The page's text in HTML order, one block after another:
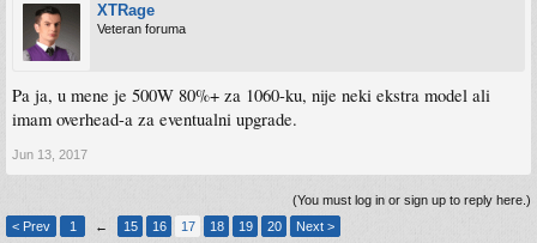
XTRage
Veteran foruma
Pa ja, u mene je 500W 80%+ za 1060-ku, nije neki ekstra model ali
imam overhead-a za eventualni upgrade.
Jun 13, 2017
(You must log in or sign up to reply here.)
< Prev
1 ← 15 16 17 18 19 20 Next >